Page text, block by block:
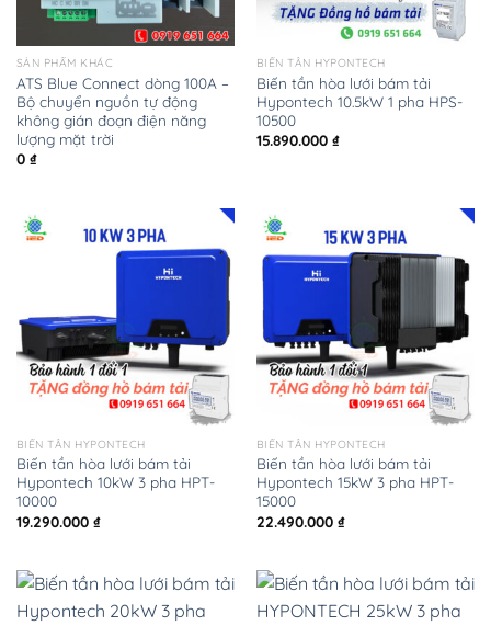
SẢN PHẨM KHÁC
ATS Blue Connect dòng 100A –
Bộ chuyển nguồn tự động
không gián đoạn điện năng
lượng mặt trời
0 ₫
BIẾN TẦN HYPONTECH
Biến tần hòa lưới bám tải
Hypontech 10.5kW 1 pha HPS-
10500
15.890.000 ₫
BIẾN TẦN HYPONTECH
Biến tần hòa lưới bám tải
Hypontech 10kW 3 pha HPT-
10000
19.290.000 ₫
BIẾN TẦN HYPONTECH
Biến tần hòa lưới bám tải
Hypontech 15kW 3 pha HPT-
15000
22.490.000 ₫